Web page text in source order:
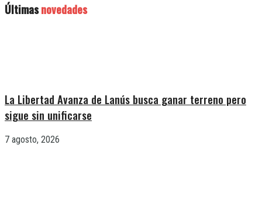
Últimasnovedades
La Libertad Avanza de Lanús busca ganar terreno pero
sigue sin unificarse
7 agosto, 2026